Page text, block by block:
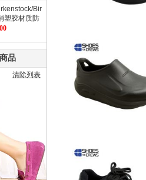
Bir
塑胶材质防
职业鞋 厨
品
清除列表